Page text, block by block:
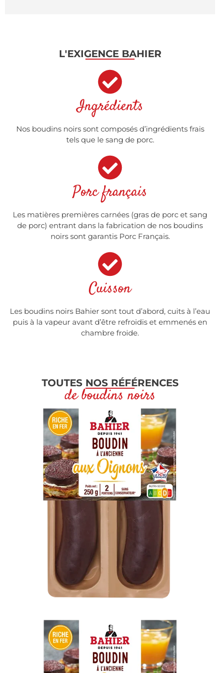
L'EXIGENCE BAHIER
Ingrédients
Nos boudins noirs sont composés d’ingrédients frais
tels que le sang de porc.
Porc français
Les matières premières carnées (gras de porc et sang
de porc) entrant dans la fabrication de nos boudins
noirs sont garantis Porc Français.
Cuisson
Les boudins noirs Bahier sont tout d’abord, cuits à l’eau
puis à la vapeur avant d’être refroidis et emmenés en
chambre froide.
TOUTES NOS RÉFÉRENCES
de boudins noirs